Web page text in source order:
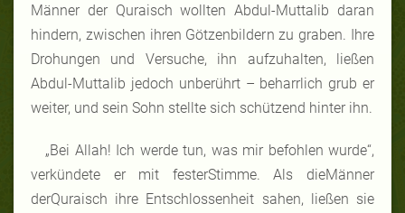
Männer der Quraisch wollten Abdul-Muttalib daran
hindern, zwischen ihren Götzenbildern zu graben. Ihre
Drohungen und Versuche, ihn aufzuhalten, ließen
Abdul-Muttalib jedoch unberührt – beharrlich grub er
weiter, und sein Sohn stellte sich schützend hinter ihn.
„Bei Allah! Ich werde tun, was mir befohlen wurde“,
verkündete er mit festerStimme. Als dieMänner
derQuraisch ihre Entschlossenheit sahen, ließen sie